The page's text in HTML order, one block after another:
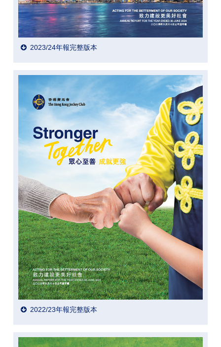
2023/24年報完整版本
2022/23年報完整版本